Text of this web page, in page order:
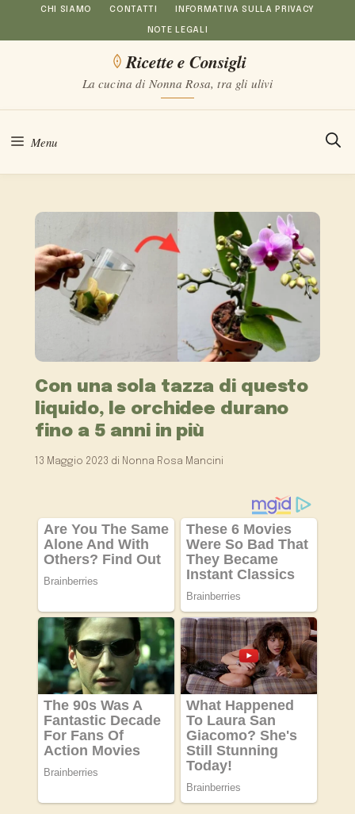
al
CHI SIAMO CONTATTI INFORMATIVA SULLA PRIVACY
NOTE LEGALI
Ricette e Consigli
La cucina di Nonna Rosa, tra gli ulivi
Menu
Con una sola tazza di questo
liquido, le orchidee durano
fino a 5 anni in più
13 Maggio 2023 di Nonna Rosa Mancini